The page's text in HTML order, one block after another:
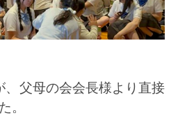
、父母の会会長様より直接
。